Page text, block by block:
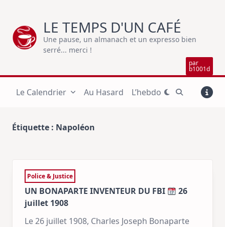
content
LE TEMPS D'UN CAFÉ
Une pause, un almanach et un expresso bien
serré... merci !
par
b1001d
Le Calendrier Au Hasard L’hebdo
Étiquette : Napoléon
Police & Justice
UN BONAPARTE INVENTEUR DU FBI
26
juillet 1908
Le 26 juillet 1908, Charles Joseph Bonaparte